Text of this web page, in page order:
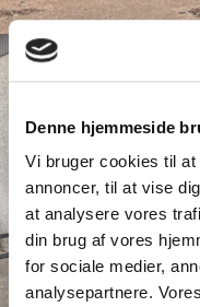
Denne hjemmeside
Vi bruger cookies til
annoncer, til at vise
at analysere vores
din brug af vores
for sociale medier,
analysepartnere.